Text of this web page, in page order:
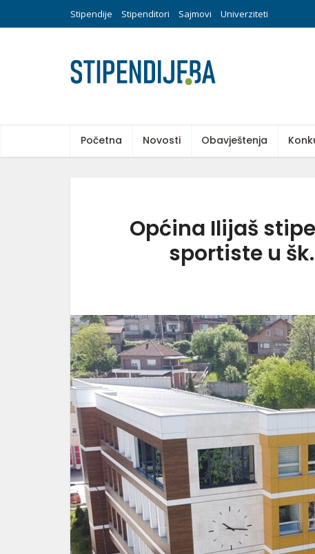
Stipendije Stipenditori Sajmovi Univerziteti
Početna Novosti Obavještenja
Općina Ilijaš
sportiste u